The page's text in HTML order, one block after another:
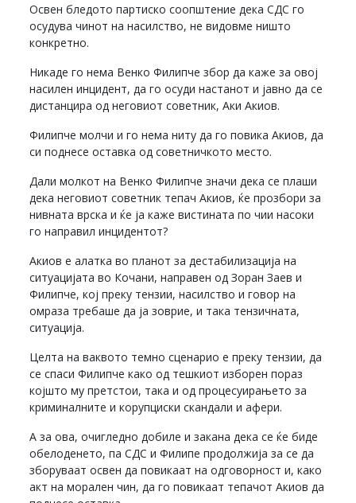
Освен бледото партиско соопштение дека СДС го
осудува чинот на насилство, не видовме ништо
конкретно.
Никаде го нема Венко Филипче збор да каже за овој
насилен инцидент, да го осуди настанот и јавно да се
дистанцира од неговиот советник, Аки Акиов.
Филипче молчи и го нема ниту да го повика Акиов, да
си поднесе оставка од советничкото место.
Дали молкот на Венко Филипче значи дека се плаши
дека неговиот советник тепач Акиов, ќе прозбори за
нивната врска и ќе ја каже вистината по чии насоки
го направил инцидентот?
Акиов е алатка во планот за дестабилизација на
ситуацијата во Кочани, направен од Зоран Заев и
Филипче, кој преку тензии, насилство и говор на
омраза требаше да ја зоврие, и така тензичната,
ситуација.
Целта на ваквото темно сценарио е преку тензии, да
се спаси Филипче како од тешкиот изборен пораз
којшто му претстои, така и од процесуирањето за
криминалните и корупциски скандали и афери.
А за ова, очигледно добиле и закана дека се ќе биде
обелоденето, па СДС и Филипе продолжија за се да
зборуваат освен да повикаат на одговорност и, како
акт на морален чин, да го повикаат тепачот Акиов да